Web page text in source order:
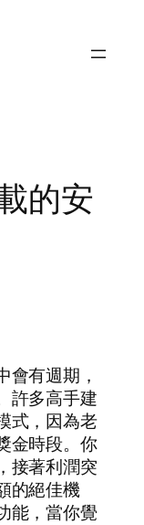
的安
會有週期，
許多高手建
式，因為老
金時段。你
接著利潤突
的絕佳機
能，當你覺